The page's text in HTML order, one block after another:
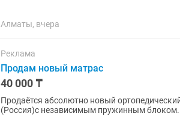
Алматы, вчера
Реклама
Продам новый матрас
40 000 ₸
Продаётся абсолютно новый
(Россия)с независимым пружинным блоком. Размер 160х200.